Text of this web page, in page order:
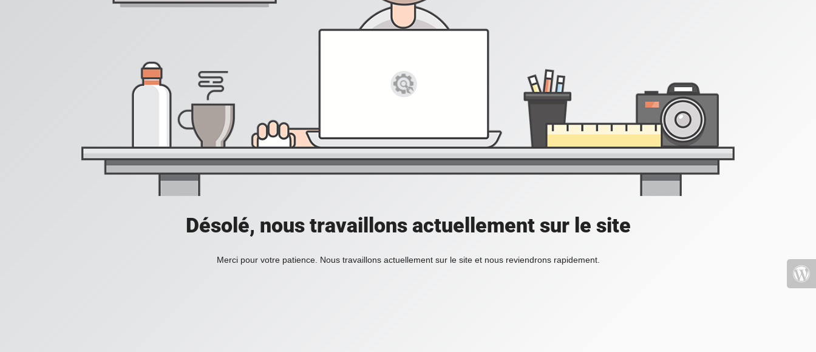
Désolé, nous travaillons actuellement sur le site
Merci pour votre patience. Nous travaillons actuellement sur le site et nous reviendrons rapidement.